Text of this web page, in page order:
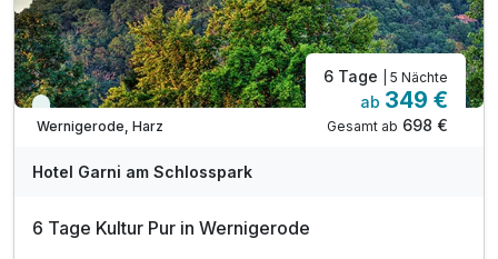
Viele Termine frei
Wernigerode, Harz
6 Tage | 5 Nächte
ab 349 €
Gesamt ab 698 €
Hotel Garni am Schlosspark
6 Tage Kultur Pur in Wernigerode